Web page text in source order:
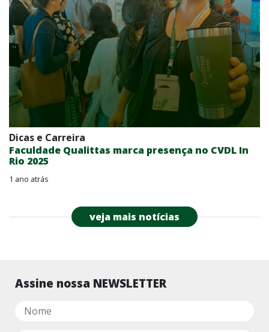
Dicas e Carreira
Faculdade Qualittas marca presença no CVDL In
Rio 2025
1 ano atrás
veja mais notícias
Assine nossa NEWSLETTER